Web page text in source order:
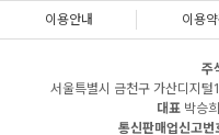
이용안내 이용
주
서울특별시 금천구 가산디지
대표박승희
통신판매업신고번